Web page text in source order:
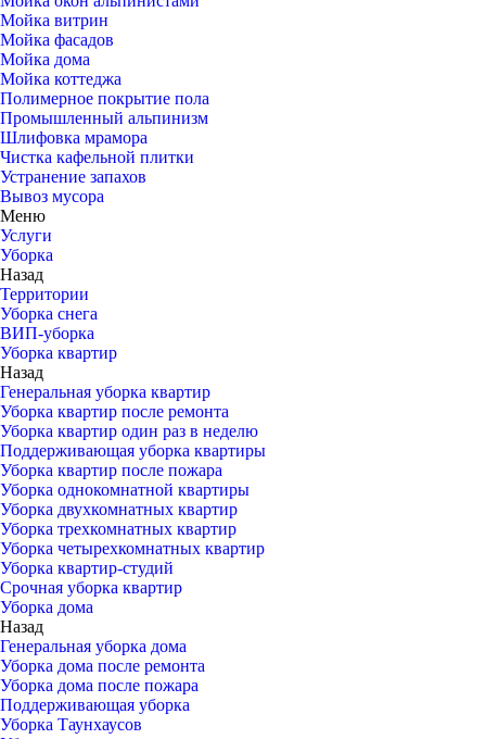
Мойка витрин
Мойка фасадов
Мойка дома
Мойка коттеджа
Полимерное покрытие пола
Промышленный альпинизм
Шлифовка мрамора
Чистка кафельной плитки
Устранение запахов
Вывоз мусора
Меню
Услуги
Уборка
Назад
Территории
Уборка снега
ВИП-уборка
Уборка квартир
Назад
Генеральная уборка квартир
Уборка квартир после ремонта
Уборка квартир один раз в неделю
Поддерживающая уборка квартиры
Уборка квартир после пожара
Уборка однокомнатной квартиры
Уборка двухкомнатных квартир
Уборка трехкомнатных квартир
Уборка четырехкомнатных квартир
Уборка квартир-студий
Срочная уборка квартир
Уборка дома
Назад
Генеральная уборка дома
Уборка дома после ремонта
Уборка дома после пожара
Поддерживающая уборка
Уборка Таунхаусов